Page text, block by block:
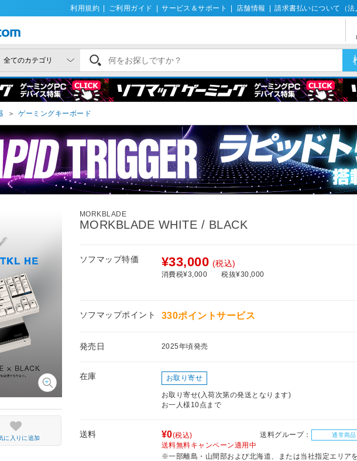
利用規約 ご利用ガイド サービス＆サポート 店舗情報 請求書払いについて（法
＞ ゲーミングキーボード
MORKBLADE
MORKBLADE WHITE / BLACK
ソフマップ特価 ¥33,000 (税込)
消費税¥3,000 税抜¥30,000
ソフマップポイント 330ポイントサービス
発売日 2025年頃発売
在庫 お取り寄せ
お取り寄せ(入荷次第の発送となります)
お一人様10点まで
送料 ¥0(税込) 送料グループ： 通常商品
送料無料キャンペーン適用中
※一部離島・山間部および北海道、または当社指定エリア
に入りに追加